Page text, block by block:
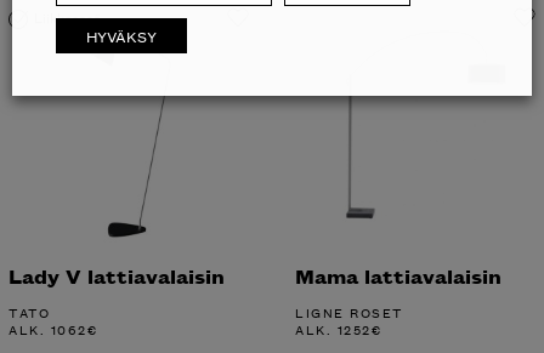
Liikkeessä
Lady V lattiavalaisin
TATO
ALK. 1062€
Mama lattiavalaisin
LIGNE ROSET
ALK. 1252€
HYVÄKSY